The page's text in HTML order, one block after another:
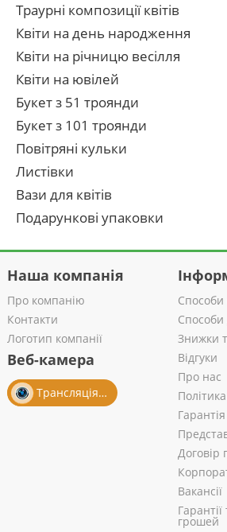
Траурні композиції квітів
Квіти на день народження
Квіти на річницю весілля
Квіти на ювілей
Букет з 51 троянди
Букет з 101 троянди
Повітряні кульки
Листівки
Вази для квітів
Подарункові упаковки
Наша компанія
Про компанію
Контакти
Логотип компанії
Веб-камера
Трансляція із салону
Способи
Способи
Знижки
Відгуки
Про нас
Гарантія
Договір
Вакансії
грошей